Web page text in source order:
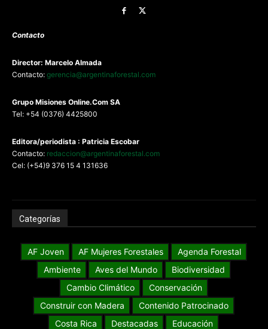
Contacto
Director: Marcelo Almada
Contacto: gerencia@argentinaforestal.com
Grupo Misiones Online.Com SA
Tel: +54 (0376) 4425800
Editora/periodista : Patricia Escobar
Contacto: redaccion@argentinaforestal.com
Cel: (+54)9 376 15 4 131636
Categorías
AF Joven AF Mujeres Forestales
Agenda Forestal
Ambiente
Aves del Mundo
Biodiversidad
Cambio Climático
Conservación
Construir con Madera
Contenido Patrocinado
Costa Rica
Destacadas
Educación